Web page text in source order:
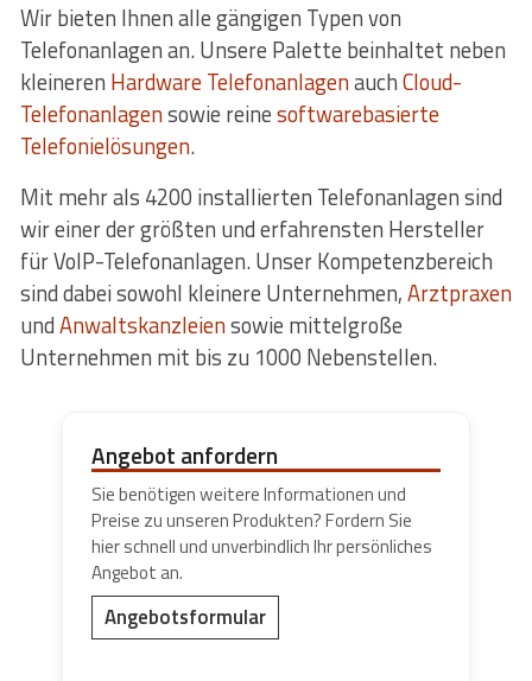
Wir bieten Ihnen alle gängigen Typen von
Telefonanlagen an. Unsere Palette beinhaltet neben
kleineren Hardware TelefonanlagenauchCloud-
Telefonanlagensowie reinesoftwarebasierte
Telefonielösungen.
Mit mehr als 4200 installierten Telefonanlagen sind
wir einer der größten und erfahrensten Hersteller
für VoIP-Telefonanlagen. Unser Kompetenzbereich
sind dabei sowohl kleinere Unternehmen,Arztpraxen
undAnwaltskanzleiensowie mittelgroße
Unternehmen mit bis zu 1000 Nebenstellen.
Angebot anfordern
Sie benötigen weitere Informationen und
Preise zu unseren Produkten? Fordern Sie
hier schnell und unverbindlich Ihr persönliches
Angebot an.
Angebotsformular